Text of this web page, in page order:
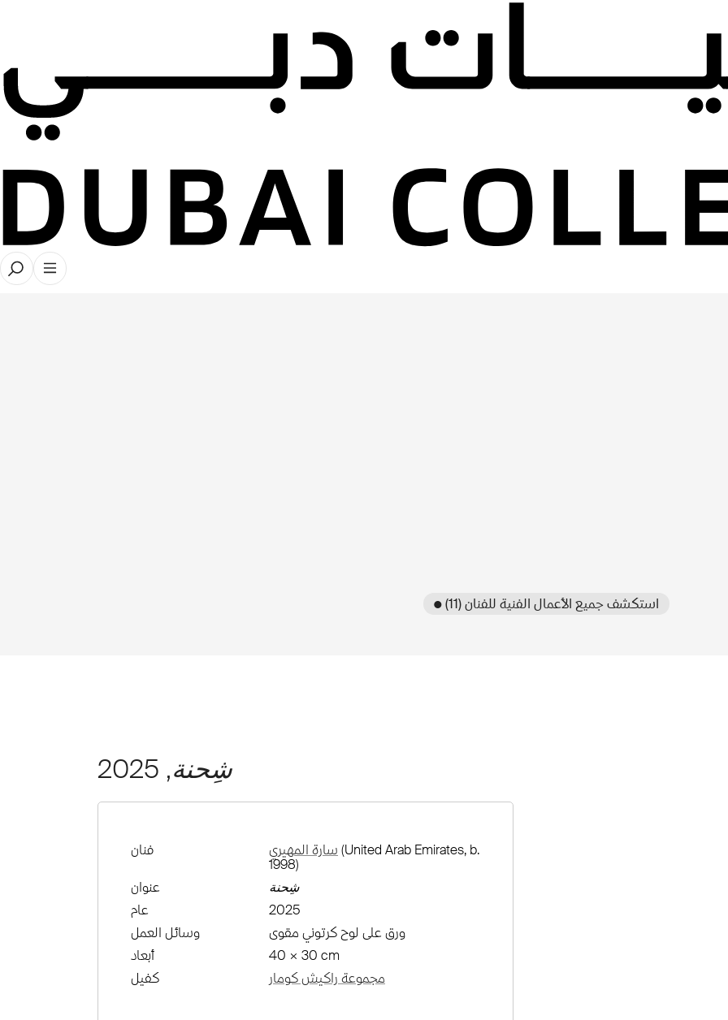
● استكشف جميع الأعمال الفنية للفنان (11)
شِحنة, 2025
فنان سارة المهيري (United Arab Emirates, b.
1998)
عنوان
شِحنة
عام
2025
وسائل العمل
ورق على لوح كرتوني مقوى
أبعاد
40 × 30 cm
كفيل
مجموعة راكيش كومار